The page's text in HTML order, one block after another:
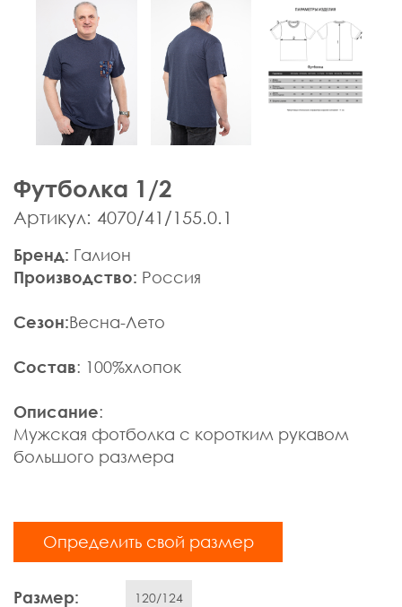
Туники
Футболки
Шарф
Шарфы
Юбки
Мужская одежда
Верхняя одежда
Джемпера, Жилеты
Джинсы, Слаксы
Жакеты, Жилеты
Кардиганы
Пиджаки
Пуловеры, Водолазки
Рубашки
Спортивная одежда
Шарфы
Шорты
Контакты
Футболка 1/2
Артикул: 4070/41/155.0.1
Бренд: Галион
Производство: Россия
Сезон:Весна-Лето
Состав: 100%хлопок
Описание:
Мужская фотболка с коротким рукавом
большого размера
Определить свой размер
Размер: 120/124